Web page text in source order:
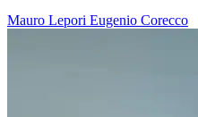
Mauro Lepori Eugenio Corecco